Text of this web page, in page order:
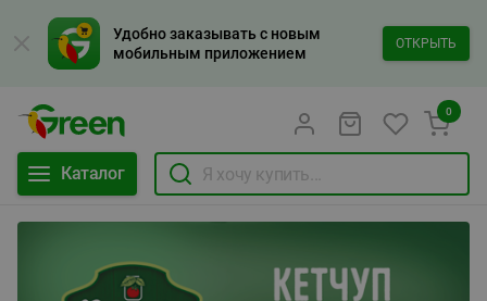
Удобно заказывать с новым
мобильным приложением
ОТКРЫТЬ
Каталог
0